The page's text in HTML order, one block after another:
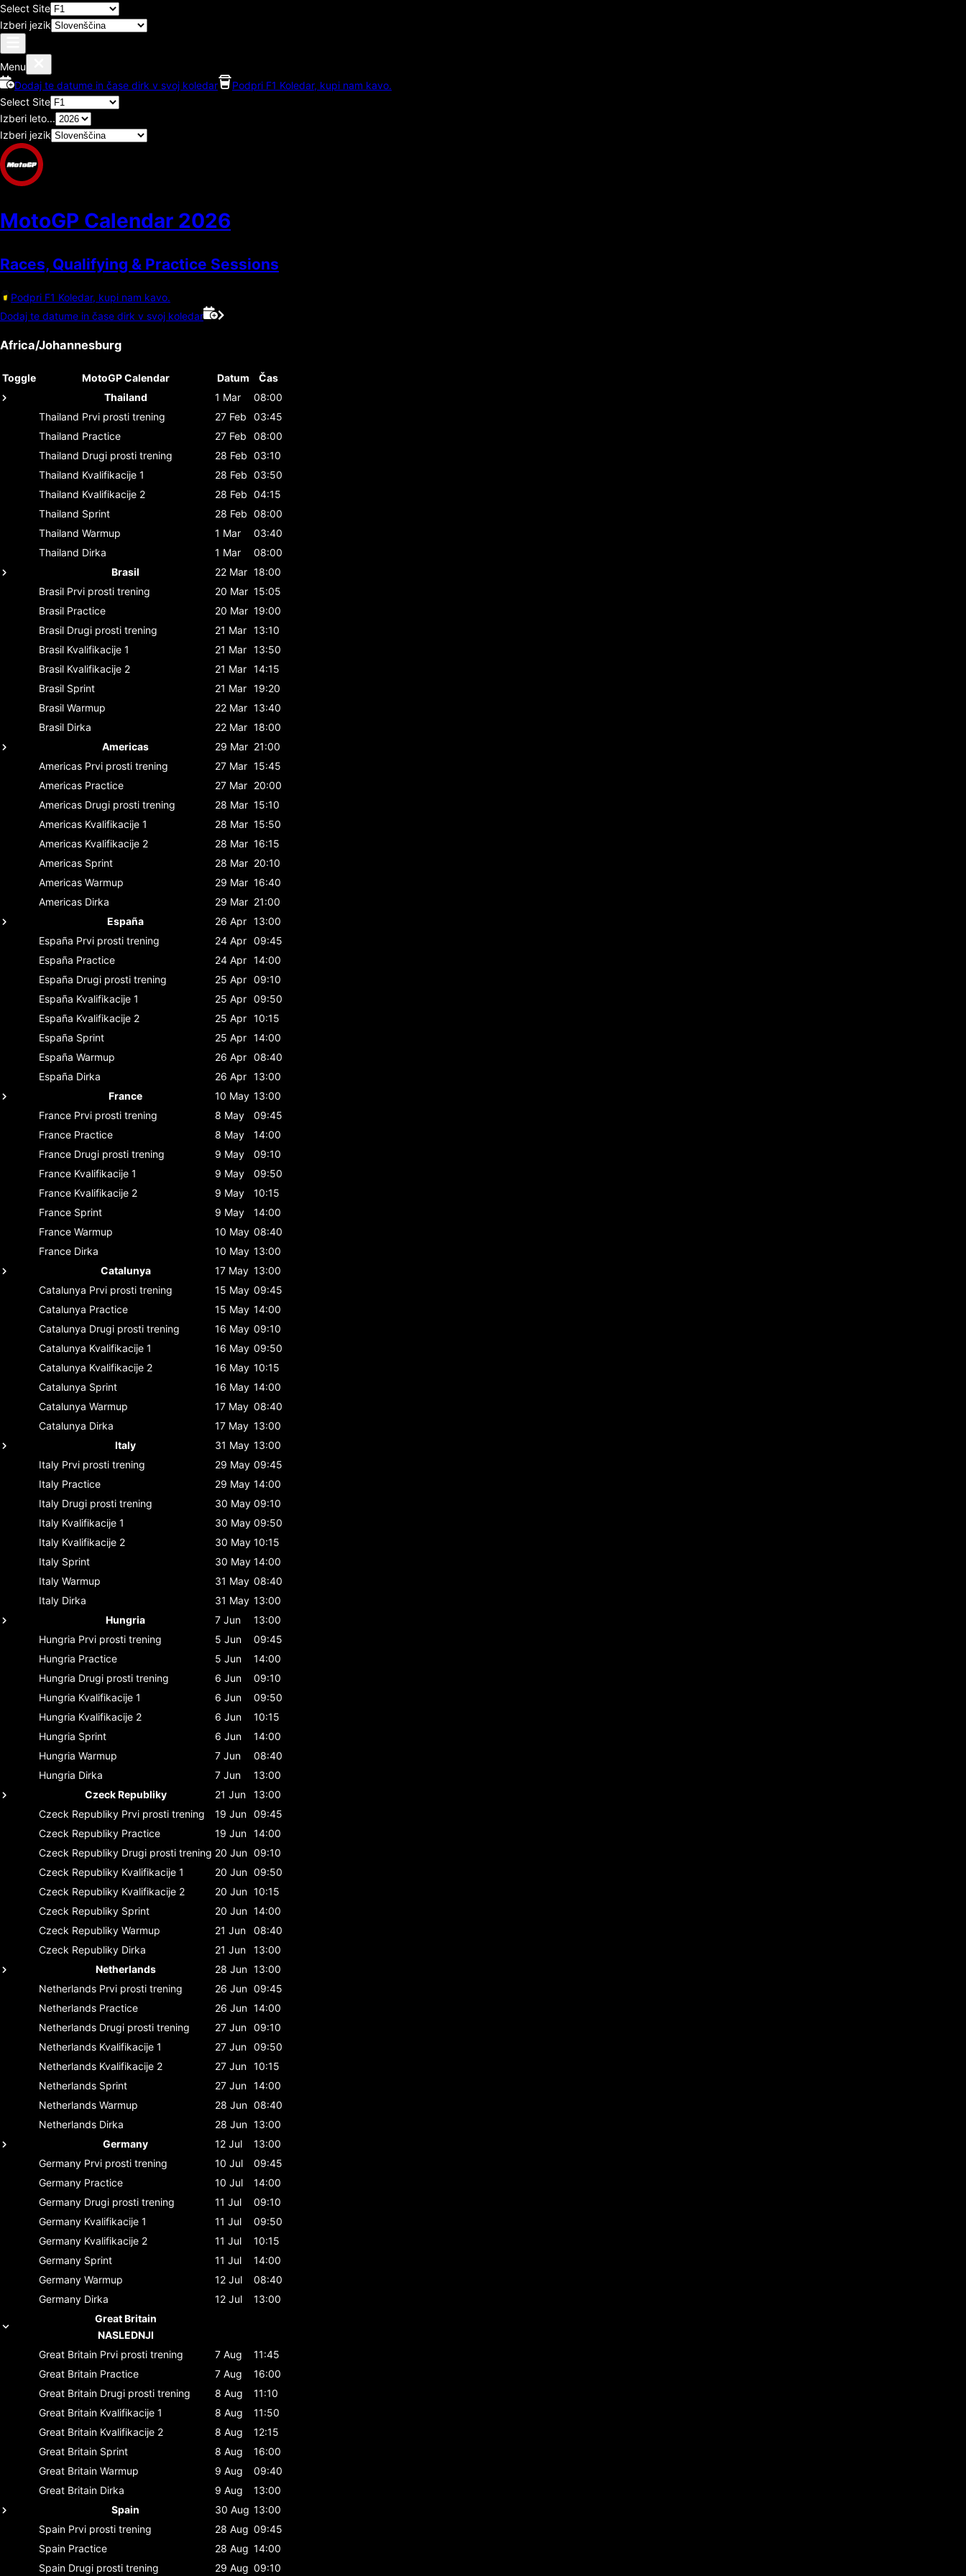
Select Site
Izberi jezik
Menu
Dodaj te datume in čase dirk v svoj koledar
Podpri F1 Koledar, kupi nam kavo.
Select Site
Izberi leto...
Izberi jezik
MotoGP Calendar 2026
Races, Qualifying & Practice Sessions
Podpri F1 Koledar, kupi nam kavo.
Dodaj te datume in čase dirk v svoj koledar
Africa/Johannesburg
Toggle MotoGP Calendar Datum
Čas
Thailand
1 Mar
08:00
Thailand Prvi prosti trening 27 Feb
03:45
Thailand Practice 27 Feb
08:00
Thailand Drugi prosti trening 28 Feb 03:10
Thailand Kvalifikacije 1 28 Feb 03:50
Thailand Kvalifikacije 2 28 Feb 04:15
Thailand Sprint 28 Feb 08:00
Thailand Warmup 1 Mar
03:40
Thailand Dirka 1 Mar
08:00
Brasil
22 Mar 18:00
Brasil Prvi prosti trening 20 Mar 15:05
Brasil Practice 20 Mar 19:00
Brasil Drugi prosti trening 21 Mar 13:10
Brasil Kvalifikacije 1 21 Mar 13:50
Brasil Kvalifikacije 2 21 Mar 14:15
Brasil Sprint 21 Mar 19:20
Brasil Warmup 22 Mar 13:40
Brasil Dirka 22 Mar 18:00
Americas
29 Mar 21:00
Americas Prvi prosti trening 27 Mar 15:45
Americas Practice 27 Mar 20:00
Americas Drugi prosti trening 28 Mar 15:10
Americas Kvalifikacije 1 28 Mar 15:50
Americas Kvalifikacije 2 28 Mar 16:15
Americas Sprint 28 Mar 20:10
Americas Warmup 29 Mar 16:40
Americas Dirka 29 Mar 21:00
España
26 Apr 13:00
España Prvi prosti trening 24 Apr 09:45
España Practice 24 Apr 14:00
España Drugi prosti trening 25 Apr 09:10
España Kvalifikacije 1 25 Apr 09:50
España Kvalifikacije 2 25 Apr 10:15
España Sprint 25 Apr 14:00
España Warmup 26 Apr 08:40
España Dirka 26 Apr 13:00
France
10 May 13:00
France Prvi prosti trening 8 May
09:45
France Practice 8 May
14:00
France Drugi prosti trening 9 May
09:10
France Kvalifikacije 1 9 May
09:50
France Kvalifikacije 2 9 May
10:15
France Sprint 9 May
14:00
France Warmup 10 May 08:40
France Dirka 10 May 13:00
Catalunya
17 May 13:00
Catalunya Prvi prosti trening 15 May 09:45
Catalunya Practice 15 May 14:00
Catalunya Drugi prosti trening 16 May 09:10
Catalunya Kvalifikacije 1 16 May 09:50
Catalunya Kvalifikacije 2 16 May 10:15
Catalunya Sprint 16 May 14:00
Catalunya Warmup 17 May 08:40
Catalunya Dirka 17 May 13:00
Italy
31 May 13:00
Italy Prvi prosti trening 29 May 09:45
Italy Practice 29 May 14:00
Italy Drugi prosti trening 30 May 09:10
Italy Kvalifikacije 1 30 May 09:50
Italy Kvalifikacije 2 30 May 10:15
Italy Sprint 30 May 14:00
Italy Warmup 31 May 08:40
Italy Dirka 31 May 13:00
Hungria
7 Jun
13:00
Hungria Prvi prosti trening 5 Jun
09:45
Hungria Practice 5 Jun
14:00
Hungria Drugi prosti trening 6 Jun
09:10
Hungria Kvalifikacije 1 6 Jun
09:50
Hungria Kvalifikacije 2 6 Jun
10:15
Hungria Sprint 6 Jun
14:00
Hungria Warmup 7 Jun
08:40
Hungria Dirka 7 Jun
13:00
Czeck Republiky
21 Jun
13:00
Czeck Republiky Prvi prosti trening 19 Jun 09:45
Czeck Republiky Practice 19 Jun 14:00
Czeck Republiky Drugi prosti trening 20 Jun 09:10
Czeck Republiky Kvalifikacije 1 20 Jun 09:50
Czeck Republiky Kvalifikacije 2 20 Jun 10:15
Czeck Republiky Sprint 20 Jun 14:00
Czeck Republiky Warmup 21 Jun
08:40
Czeck Republiky Dirka 21 Jun
13:00
Netherlands
28 Jun 13:00
Netherlands Prvi prosti trening 26 Jun 09:45
Netherlands Practice 26 Jun 14:00
Netherlands Drugi prosti trening 27 Jun 09:10
Netherlands Kvalifikacije 1 27 Jun 09:50
Netherlands Kvalifikacije 2 27 Jun 10:15
Netherlands Sprint 27 Jun 14:00
Netherlands Warmup 28 Jun 08:40
Netherlands Dirka 28 Jun 13:00
Germany
12 Jul
13:00
Germany Prvi prosti trening 10 Jul
09:45
Germany Practice 10 Jul
14:00
Germany Drugi prosti trening 11 Jul
09:10
Germany Kvalifikacije 1 11 Jul
09:50
Germany Kvalifikacije 2 11 Jul
10:15
Germany Sprint 11 Jul
14:00
Germany Warmup 12 Jul
08:40
Germany Dirka 12 Jul
13:00
Great Britain
NASLEDNJI
Great Britain Prvi prosti trening 7 Aug
11:45
Great Britain Practice 7 Aug
16:00
Great Britain Drugi prosti trening 8 Aug
11:10
Great Britain Kvalifikacije 1 8 Aug
11:50
Great Britain Kvalifikacije 2 8 Aug
12:15
Great Britain Sprint 8 Aug
16:00
Great Britain Warmup 9 Aug
09:40
Great Britain Dirka 9 Aug
13:00
Spain
30 Aug 13:00
Spain Prvi prosti trening 28 Aug 09:45
Spain Practice 28 Aug 14:00
Spain Drugi prosti trening 29 Aug 09:10